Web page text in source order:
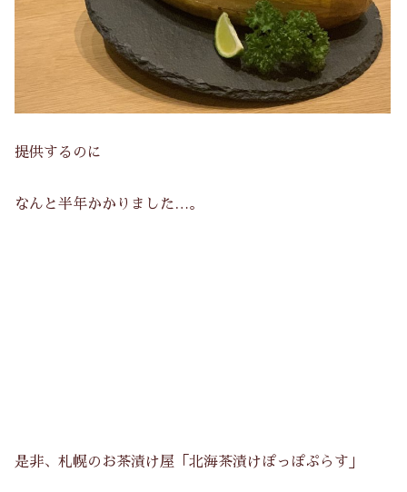
提供するのに
なんと半年かかりました…。
是非、札幌のお茶漬け屋「北海茶漬けぽっぽぷらす」